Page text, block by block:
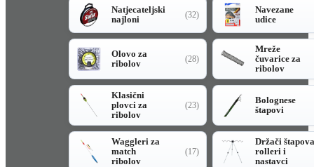
Natjecateljski
najloni
(32)
Navezane
udice
Olovo za
ribolov
(28)
Mreže
čuvarice za
ribolov
Klasični
plovci za
ribolov
(23)
Bolognese
štapovi
Waggleri za
match
ribolov
(17)
Držači štapova
rolleri i
nastavci